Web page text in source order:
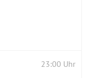
23:00 Uhr